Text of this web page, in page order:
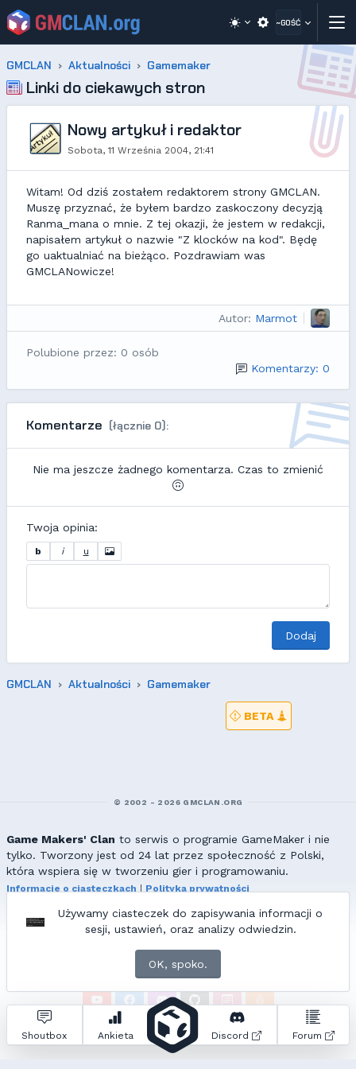
~GOŚĆ
GMCLAN Aktualności Gamemaker
Linki do ciekawych stron
Nowy artykuł i redaktor
Sobota, 11 Września 2004, 21:41
Witam! Od dziś zostałem redaktorem strony GMCLAN.
Muszę przyznać, że byłem bardzo zaskoczony decyzją
Ranma_mana o mnie. Z tej okazji, że jestem w redakcji,
napisałem artykuł o nazwie "Z klocków na kod". Będę
go uaktualniać na bieżąco. Pozdrawiam was
GMCLANowicze!
Autor: Marmot
Polubione przez: 0 osób
Komentarzy: 0
Komentarze (łącznie 0):
Nie ma jeszcze żadnego komentarza. Czas to zmienić
Twoja opinia:
b i u
Dodaj
GMCLAN Aktualności Gamemaker
Używamy ciasteczek do zapisywania informacji o
sesji, ustawień, oraz analizy odwiedzin.
OK, spoko.
Shoutbox Ankieta Discord Forum
BETA
© 2002 - 2026 GMCLAN.ORG
Game Makers' Clan to serwis o programie GameMaker i nie
tylko. Tworzony jest od 24 lat przez społeczność z Polski,
która wspiera się w tworzeniu gier i programowaniu.
Informacje o ciasteczkach
Polityka prywatności
Wszelkie prawa zastrzeżone. Kopiowanie materiałów bez zgody
redakcji zabronione!
ZNAJDZIESZ NAS TAKŻE NA:
Zapytań do bazy: • Czas generowania: